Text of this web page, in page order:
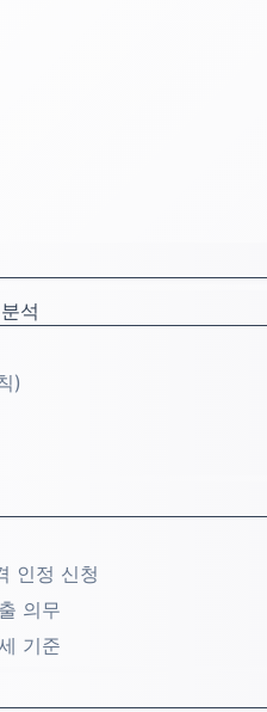
석
)
인정 신청
의무
기준